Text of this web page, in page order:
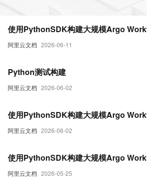
阿里云文档 2026-06-11
使用PythonSDK构建大规模Argo
阿里云文档 2026-06-02
Python测试构建
阿里云文档 2026-06-02
使用PythonSDK构建大规模Argo
阿里云文档 2026-05-25
使用PythonSDK构建大规模Argo